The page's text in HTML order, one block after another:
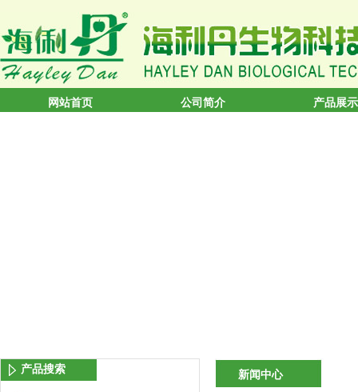
网站首页 公司简介 产品展示
产品搜索 新闻中心